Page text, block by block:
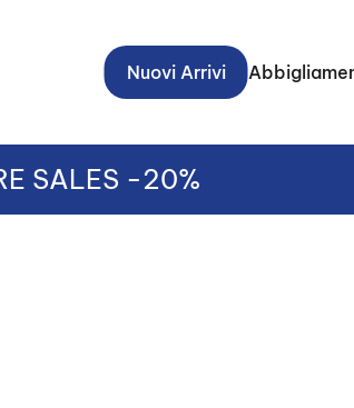
Nuovi Arrivi
SALES -20%